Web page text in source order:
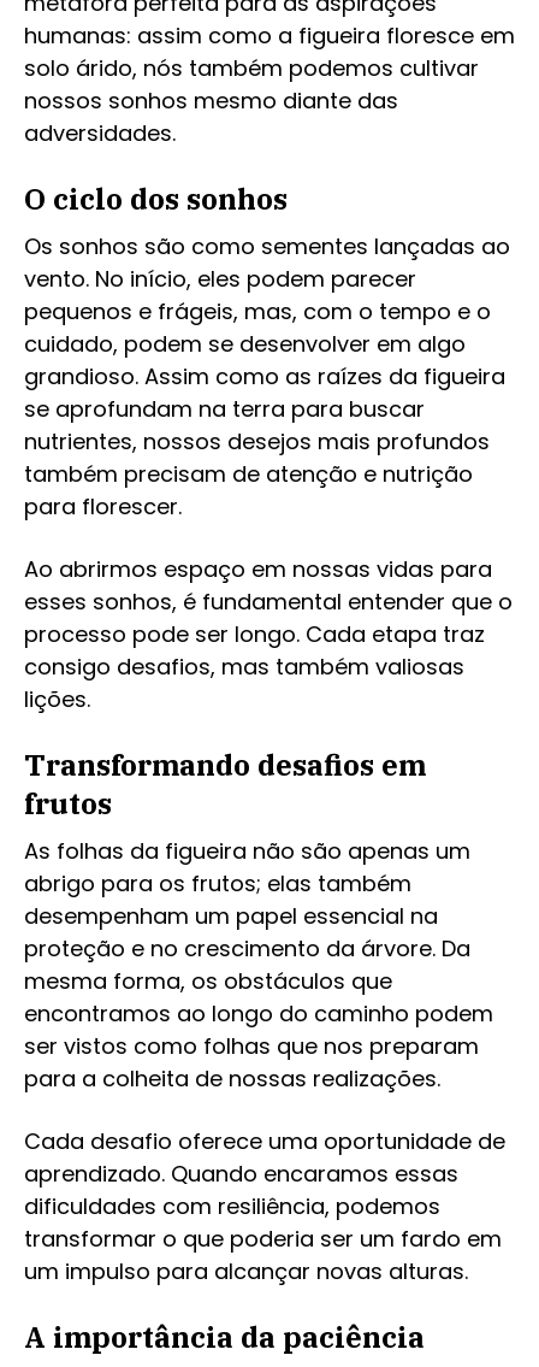
humanas: assim como a figueira floresce em
solo árido, nós também podemos cultivar
nossos sonhos mesmo diante das
adversidades.
O ciclo dos sonhos
Os sonhos são como sementes lançadas ao
vento. No início, eles podem parecer
pequenos e frágeis, mas, com o tempo e o
cuidado, podem se desenvolver em algo
grandioso. Assim como as raízes da figueira
se aprofundam na terra para buscar
nutrientes, nossos desejos mais profundos
também precisam de atenção e nutrição
para florescer.
Ao abrirmos espaço em nossas vidas para
esses sonhos, é fundamental entender que o
processo pode ser longo. Cada etapa traz
consigo desafios, mas também valiosas
lições.
Transformando desafios em
frutos
As folhas da figueira não são apenas um
abrigo para os frutos; elas também
desempenham um papel essencial na
proteção e no crescimento da árvore. Da
mesma forma, os obstáculos que
encontramos ao longo do caminho podem
ser vistos como folhas que nos preparam
para a colheita de nossas realizações.
Cada desafio oferece uma oportunidade de
aprendizado. Quando encaramos essas
dificuldades com resiliência, podemos
transformar o que poderia ser um fardo em
um impulso para alcançar novas alturas.
A importância da paciência